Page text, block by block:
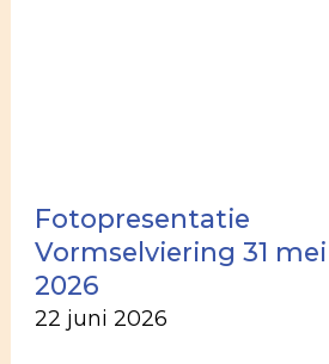
Fotopresentatie
Vormselviering 31 mei
2026
22 juni 2026